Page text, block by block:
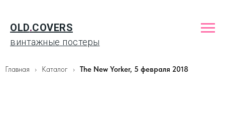
OLD.COVERS
винтажные постеры
Главная Каталог The New Yorker, 5 февраля 2018